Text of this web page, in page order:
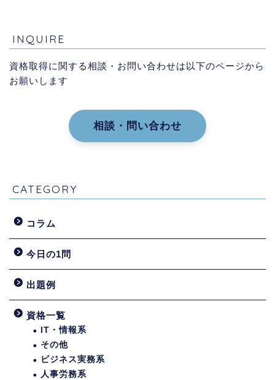
INQUIRE
資格取得に関する相談・お問い合わせは以下のページから
お願いします
相談・問い合わせ
CATEGORY
コラム
今日の1問
出題例
資格一覧
IT・情報系
その他
ビジネス実務系
人事労務系